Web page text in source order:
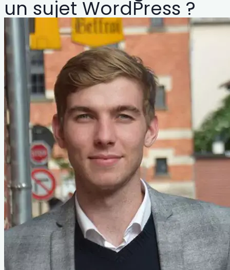
un sujet WordPress ?